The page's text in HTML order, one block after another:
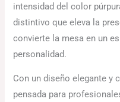
intensidad del color
distintivo que eleva la
convierte la mesa en un
personalidad.
Con un diseño elegante y
pensada para